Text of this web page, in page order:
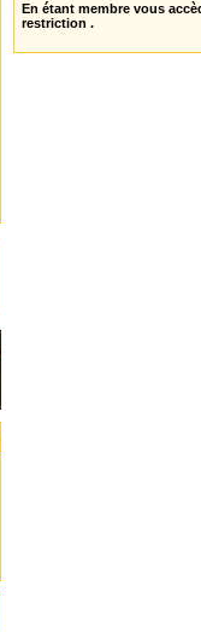
En étant membre vous
restriction .